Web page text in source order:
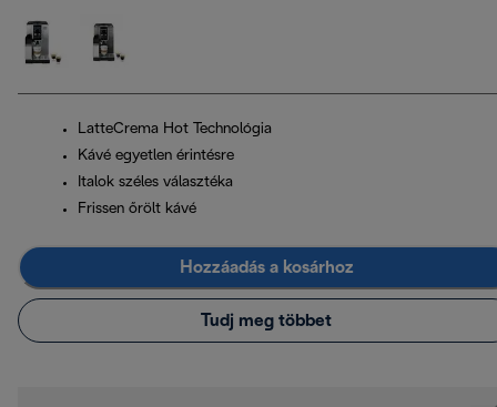
LatteCrema Hot Technológia
Kávé egyetlen érintésre
Italok széles választéka
Frissen őrölt kávé
Hozzáadás a kosárhoz
Tudj meg többet